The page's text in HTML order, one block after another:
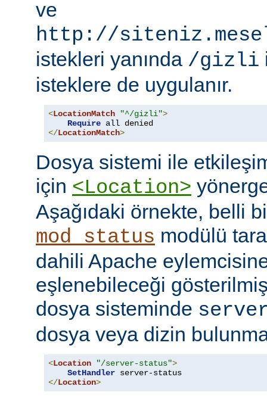
ve
http://
istekleri yanında /gizli
isteklere de uygulanır.
<LocationMatch "^/gizli">
Require
</LocationMatch>
Dosya sistemi ile
için <Location>
Aşağıdaki örnekte, belli
mod_status modülü
dahili Apache
eşlenebileceği
dosya sisteminde
dosya veya dizin
<Location "/server-status">
SetHandler
</Location>